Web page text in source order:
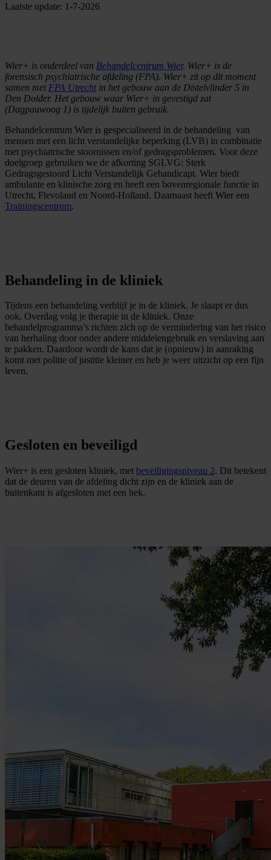
Laatste update: 1-7-2026
Wier+ is onderdeel van Behandelcentrum Wier. Wier+ is de
forensisch psychiatrische afdeling (FPA). Wier+ zit op dit moment
samen met FPA Utrechtin het gebouw aan de Distelvlinder 5 in
Den Dolder. Het gebouw waar Wier+ in gevestigd zat
(Dagpauwoog 1) is tijdelijk buiten gebruik.
Behandelcentrum Wier is gespecialiseerd in de behandeling van
mensen met een licht verstandelijke beperking (LVB) in combinatie
met psychiatrische stoornissen en/of gedragsproblemen. Voor deze
doelgroep gebruiken we de afkorting SGLVG: Sterk
Gedragsgestoord Licht Verstandelijk Gehandicapt. Wier biedt
ambulante en klinische zorg en heeft een bovenregionale functie in
Utrecht, Flevoland en Noord-Holland. Daarnaast heeft Wier een
Trainingscentrum.
Behandeling in de kliniek
Tijdens een behandeling verblijf je in de kliniek. Je slaapt er dus
ook. Overdag volg je therapie in de kliniek. Onze
behandelprogramma’s richten zich op de vermindering van het risico
van herhaling door onder andere middelengebruik en verslaving aan
te pakken. Daardoor wordt de kans dat je (opnieuw) in aanraking
komt met politie of justitie kleiner en heb je weer uitzicht op een fijn
leven.
Gesloten en beveiligd
Wier+ is een gesloten kliniek, met beveiligingsniveau 2. Dit betekent
dat de deuren van de afdeling dicht zijn en de kliniek aan de
buitenkant is afgesloten met een hek.